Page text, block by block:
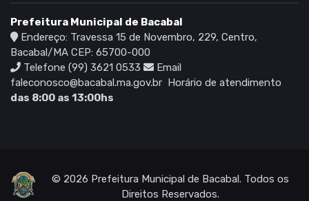
Prefeitura Municipal de Bacabal
Endereço: Travessa 15 de Novembro, 229, Centro,
Bacabal/MA CEP: 65700-000
Telefone (99) 3621 0533
Email
faleconosco@bacabal.ma.gov.br Horário de atendimento
das 8:00 as 13:00hs
© 2026 Prefeitura Municipal de Bacabal. Todos os
Direitos Reservados.